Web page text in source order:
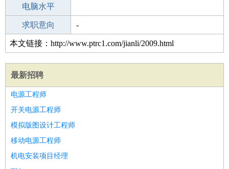
微信号码
电脑水平
外语水平
求职意向 -
本文链接：http://www.ptrc1.com/jianli/2009.html
最新招聘
电源工程师
开关电源工程师
模拟版图设计工程师
移动电源工程师
机电安装项目经理